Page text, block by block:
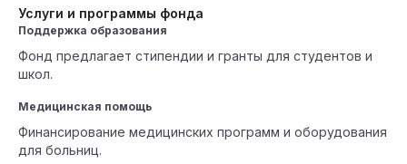
Услуги и программы фонда
Поддержка образования
Фонд предлагает стипендии и гранты для студентов и
школ.
Медицинская помощь
Финансирование медицинских программ и оборудования
для больниц.